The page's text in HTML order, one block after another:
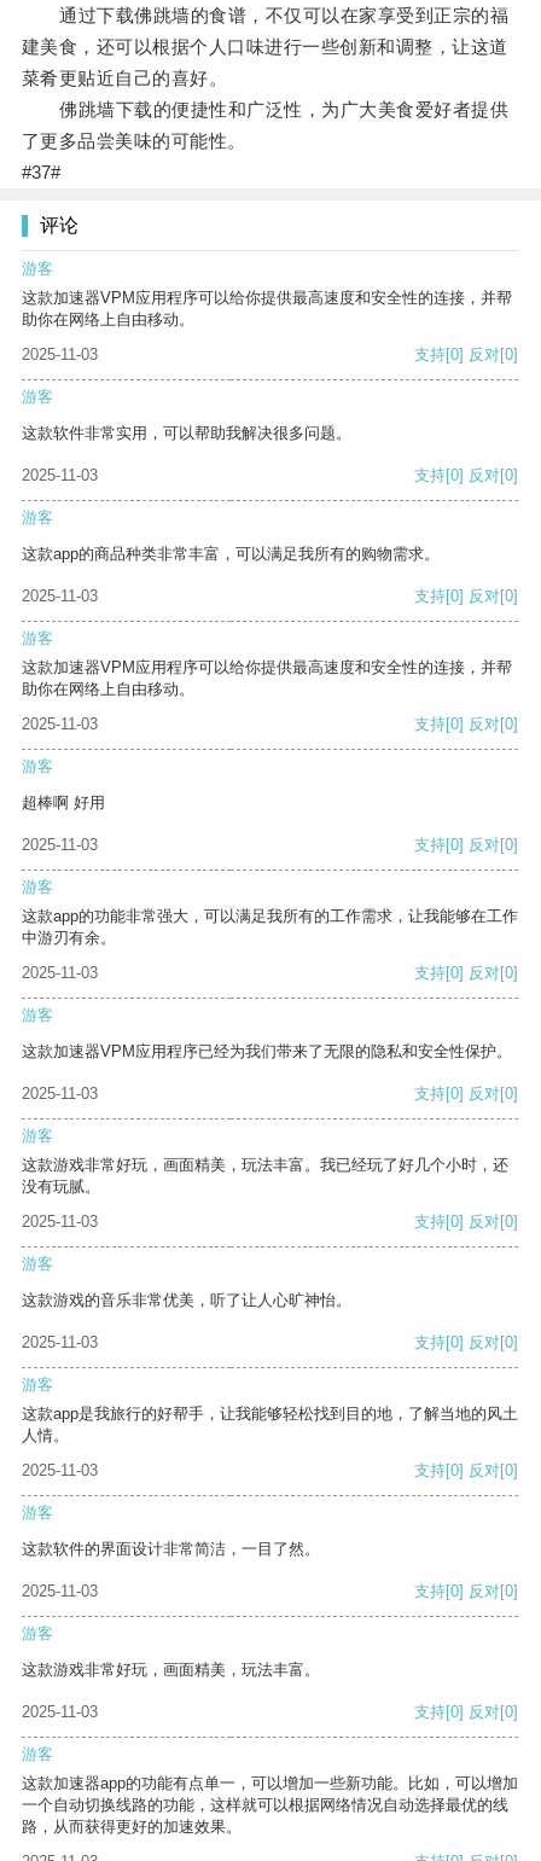
通过下载佛跳墙的食谱，不仅可以在家享受到正宗的福
建美食，还可以根据个人口味进行一些创新和调整，让这道
菜肴更贴近自己的喜好。
佛跳墙下载的便捷性和广泛性，为广大美食爱好者提供
了更多品尝美味的可能性。
#37#
评论
游客
这款加速器VPM应用程序可以给你提供最高速度和安全性的连接，并帮
助你在网络上自由移动。
2025-11-03
支持[0] 反对[0]
游客
这款软件非常实用，可以帮助我解决很多问题。
2025-11-03 支持[0] 反对[0]
游客
这款app的商品种类非常丰富，可以满足我所有的购物需求。
2025-11-03 支持[0] 反对[0]
游客
这款加速器VPM应用程序可以给你提供最高速度和安全性的连接，并帮
助你在网络上自由移动。
2025-11-03
支持[0] 反对[0]
游客
超棒啊 好用
2025-11-03 支持[0] 反对[0]
游客
这款app的功能非常强大，可以满足我所有的工作需求，让我能够在工作
中游刃有余。
2025-11-03
支持[0] 反对[0]
游客
这款加速器VPM应用程序已经为我们带来了无限的隐私和安全性保护。
2025-11-03 支持[0] 反对[0]
游客
这款游戏非常好玩，画面精美，玩法丰富。我已经玩了好几个小时，还
没有玩腻。
2025-11-03
支持[0] 反对[0]
游客
这款游戏的音乐非常优美，听了让人心旷神怡。
2025-11-03 支持[0] 反对[0]
游客
这款app是我旅行的好帮手，让我能够轻松找到目的地，了解当地的风土
人情。
2025-11-03
支持[0] 反对[0]
游客
这款软件的界面设计非常简洁，一目了然。
2025-11-03 支持[0] 反对[0]
游客
这款游戏非常好玩，画面精美，玩法丰富。
2025-11-03 支持[0] 反对[0]
游客
这款加速器app的功能有点单一，可以增加一些新功能。比如，可以增加
一个自动切换线路的功能，这样就可以根据网络情况自动选择最优的线
路，从而获得更好的加速效果。